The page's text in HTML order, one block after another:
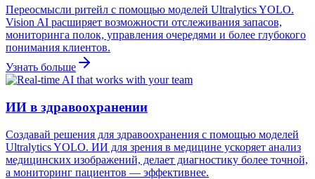
Переосмысли ритейл с помощью моделей Ultralytics YOLO.
Vision AI расширяет возможности отслеживания запасов,
мониторинга полок, управления очередями и более глубокого
понимания клиентов.
Узнать больше
ИИ в здравоохранении
Создавай решения для здравоохранения с помощью моделей
Ultralytics YOLO. ИИ для зрения в медицине ускоряет анализ
медицинских изображений, делает диагностику более точной,
а мониторинг пациентов — эффективнее.